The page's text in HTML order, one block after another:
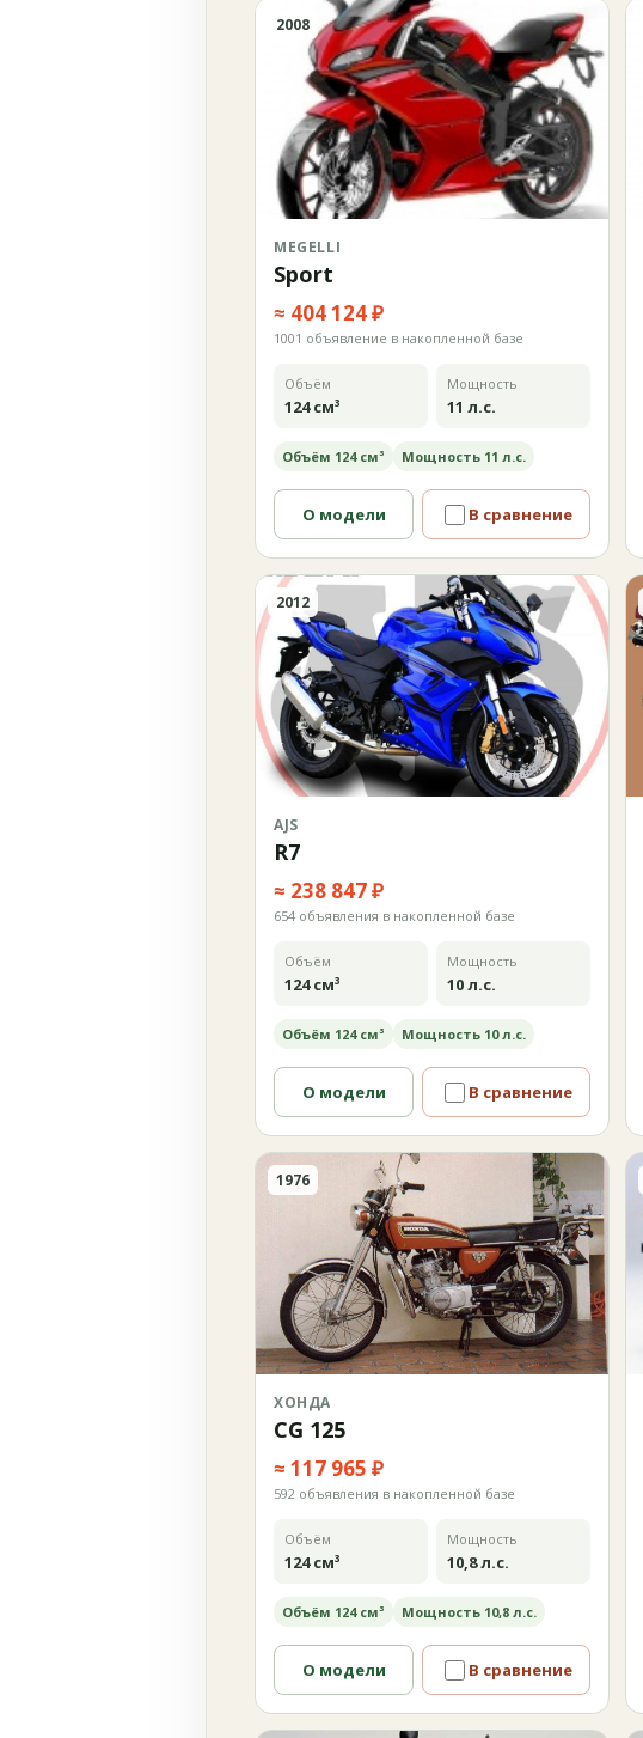
2008
MEGELLI
Sport
≈ 404 124 ₽
1001 объявление в накопленной базе
Объём
124 см³
Мощность
11 л.с.
Объём 124 см³ Мощность 11 л.с.
О модели В сравнение
2012
AJS
R7
≈ 238 847 ₽
654 объявления в накопленной базе
Объём
124 см³
Мощность
10 л.с.
Объём 124 см³ Мощность 10 л.с.
О модели В сравнение
1976
ХОНДА
CG 125
≈ 117 965 ₽
592 объявления в накопленной базе
Объём
124 см³
Мощность
10,8 л.с.
Объём 124 см³ Мощность 10,8 л.с.
О модели В сравнение